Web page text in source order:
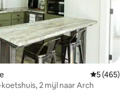
5 (465)
2 mijl naar Arch